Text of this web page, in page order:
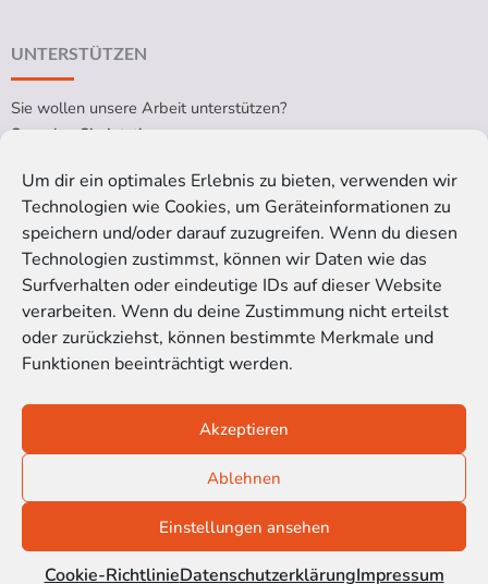
Um dir ein optimales Erlebnis zu bieten, verwenden wir
Technologien wie Cookies, um Geräteinformationen zu
speichern und/oder darauf zuzugreifen. Wenn du diesen
Technologien zustimmst, können wir Daten wie das
Surfverhalten oder eindeutige IDs auf dieser Website
verarbeiten. Wenn du deine Zustimmung nicht erteilst
oder zurückziehst, können bestimmte Merkmale und
Funktionen beeinträchtigt werden.
Akzeptieren
Ablehnen
Einstellungen ansehen
Cookie-RichtlinieDatenschutzerklärungImpressum
UNTERSTÜTZEN
Sie wollen unsere Arbeit unterstützen?
Spenden Sie jetzt!
RECHTLICHES
Impressum
Datenschutzerklärung
Cookie-Richtlinie (EU)
Satzung der Kinoblindgänger gGmbH
© 2016-2026 Kinoblindgänger gemeinnützige GmbH
SOZIALE MEDIEN
Y I F L